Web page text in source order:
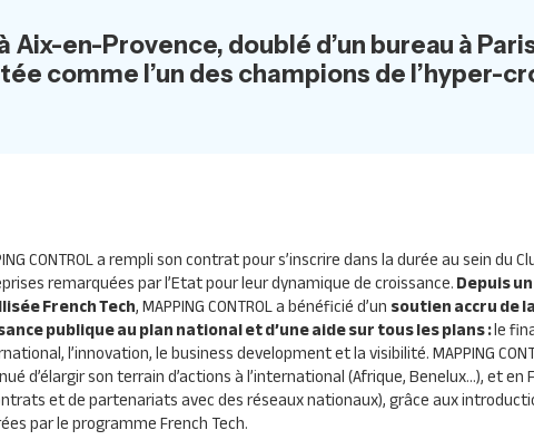
Aix-en-Provence, doublé d’un bureau à
comme l’un des champions de l’hyper-
CONTROL a rempli son contrat pour s’inscrire dans la durée au sein du
remarquées par l’Etat pour leur dynamique de croissance.Depuis
French Tech, MAPPING CONTROL a bénéficié d’unsoutien accru de
publique au plan national et d’une aide sur tous les plans :le
l’innovation, le business development et la visibilité. MAPPING
d’élargir son terrain d’actions à l’international (Afrique, Benelux…), et en
et de partenariats avec des réseaux nationaux), grâce aux
par le programme French Tech.